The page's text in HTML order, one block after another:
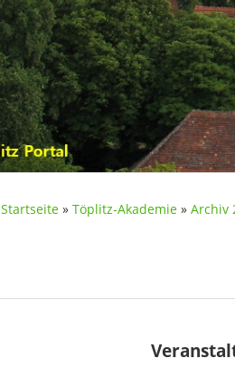
Startseite » Töplitz-Akademie » Archiv